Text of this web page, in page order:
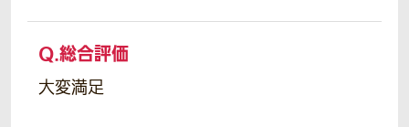
Q.総合評価
大変満足